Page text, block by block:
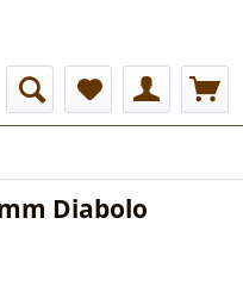
Diabolo